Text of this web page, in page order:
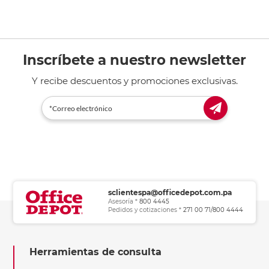
Inscríbete a nuestro newsletter
Y recibe descuentos y promociones exclusivas.
sclientespa@officedepot.com.pa
Asesoría * 800 4445
Pedidos y cotizaciones * 271 00 71/800 4444
Herramientas de consulta